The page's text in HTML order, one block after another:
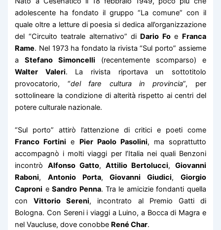
adolescente ha fondato il gruppo “La comune” con il
quale oltre a letture di poesia si dedica all’organizzazione
del “Circuito teatrale alternativo” di Dario Foe Franca
Rame. Nel 1973 ha fondato la rivista “Sul porto” assieme
aStefano Simoncelli (recentemente scomparso) e
Walter Valeri. La rivista riportava un sottotitolo
provocatorio, “del fare cultura in provincia”, per
sottolineare la condizione di alterità rispetto ai centri del
potere culturale nazionale.
“Sul porto” attirò l’attenzione di critici e poeti come
Franco Fortini e Pier Paolo Pasolini, ma soprattutto
accompagnò i molti viaggi per l’Italia nei quali Benzoni
incontrò Alfonso Gatto,Attilio Bertolucci, Giovanni
Raboni,Antonio Porta,Giovanni Giudici, Giorgio
Caproni eSandro Penna. Tra le amicizie fondanti quella
conVittorio Sereni, incontrato al Premio Gatti di
Bologna. Con Sereni i viaggi a Luino, a Bocca di Magra e
nel Vaucluse, dove conobbe René Char.